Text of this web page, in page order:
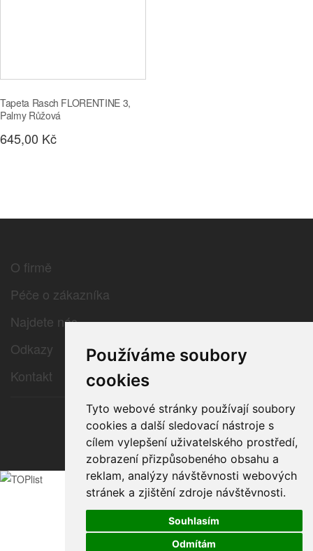
Používáme soubory
cookies
Tyto webové stránky používají soubory
cookies a další sledovací nástroje s
cílem vylepšení uživatelského prostředí,
zobrazení přizpůsobeného obsahu a
reklam, analýzy návštěvnosti webových
stránek a zjištění zdroje návštěvnosti.
Souhlasím
Odmítám
Tapeta Rasch FLORENTINE 3,
Palmy Růžová
645,00 Kč
O firmě
Péče o zákazníka
Najdete nás
Odkazy
Kontakt
© 2026 e-color.cz